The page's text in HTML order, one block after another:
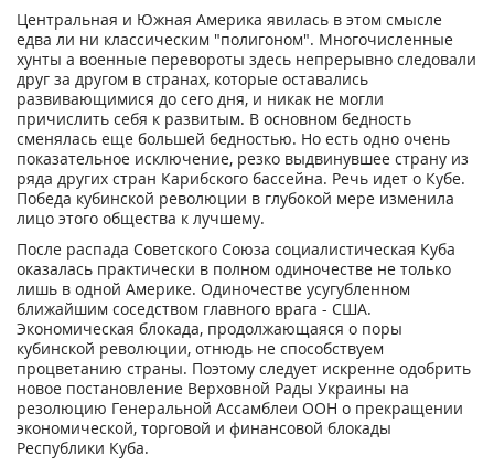
Центральная и Южная Америка явилась в этом смысле
едва ли ни классическим "полигоном". Многочисленные
хунты а военные перевороты здесь непрерывно следовали
друг за другом в странах, которые оставались
развивающимися до сего дня, и никак не могли
причислить себя к развитым. В основном бедность
сменялась еще большей бедностью. Но есть одно очень
показательное исключение, резко выдвинувшее страну из
ряда других стран Карибского бассейна. Речь идет о Кубе.
Победа кубинской революции в глубокой мере изменила
лицо этого общества к лучшему.
После распада Советского Союза социалистическая Куба
оказалась практически в полном одиночестве не только
лишь в одной Америке. Одиночестве усугубленном
ближайшим соседством главного врага - США.
Экономическая блокада, продолжающаяся о поры
кубинской революции, отнюдь не способствуем
процветанию страны. Поэтому следует искренне одобрить
новое постановление Верховной Рады Украины на
резолюцию Генеральной Ассамблеи ООН о прекращении
экономической, торговой и финансовой блокады
Республики Куба.